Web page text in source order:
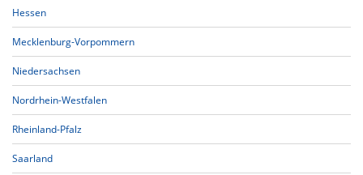
Hessen
Mecklenburg-Vorpommern
Niedersachsen
Nordrhein-Westfalen
Rheinland-Pfalz
Saarland